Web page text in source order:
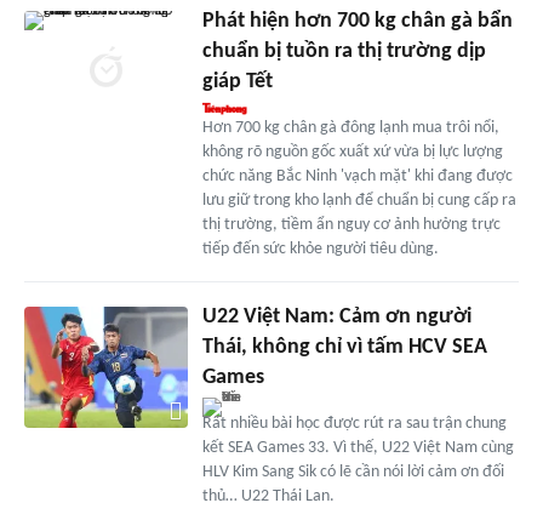
Phát hiện hơn 700 kg chân gà bẩn
chuẩn bị tuồn ra thị trường dịp
giáp Tết
Hơn 700 kg chân gà đông lạnh mua trôi nổi,
không rõ nguồn gốc xuất xứ vừa bị lực lượng
chức năng Bắc Ninh 'vạch mặt' khi đang được
lưu giữ trong kho lạnh để chuẩn bị cung cấp ra
thị trường, tiềm ẩn nguy cơ ảnh hưởng trực
tiếp đến sức khỏe người tiêu dùng.
U22 Việt Nam: Cảm ơn người
Thái, không chỉ vì tấm HCV SEA
Games
Rất nhiều bài học được rút ra sau trận chung
kết SEA Games 33. Vì thế, U22 Việt Nam cùng
HLV Kim Sang Sik có lẽ cần nói lời cảm ơn đối
thủ… U22 Thái Lan.